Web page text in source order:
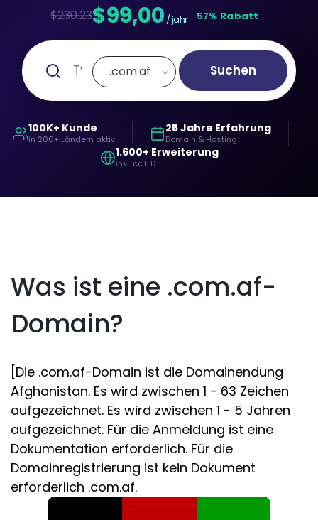
$230.23$99,00 / jahr 57% Rabatt
.com.af Suchen
100K+ Kunde
in 200+ Ländern aktiv
25 Jahre Erfahrung
Domain & Hosting
1.600+ Erweiterung
inkl. ccTLD
Was ist eine .com.af-
Domain?
[Die .com.af-Domain ist die Domainendung
Afghanistan. Es wird zwischen 1 - 63 Zeichen
aufgezeichnet. Es wird zwischen 1 - 5 Jahren
aufgezeichnet. Für die Anmeldung ist eine
Dokumentation erforderlich. Für die
Domainregistrierung ist kein Dokument
erforderlich .com.af.